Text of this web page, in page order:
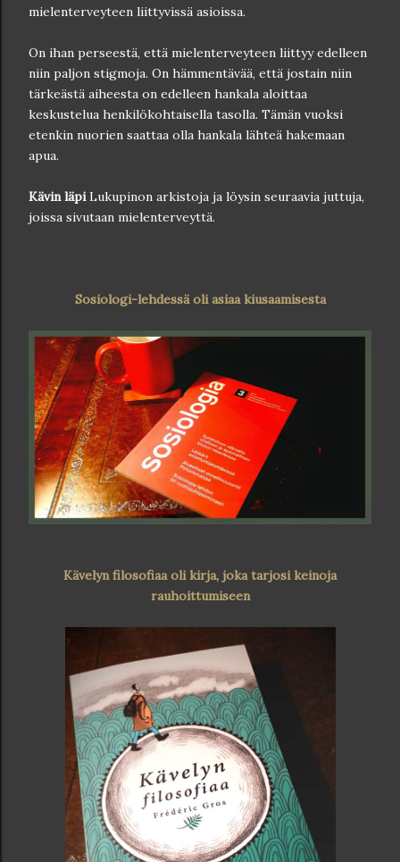
mielenterveyteen liittyvissä asioissa.
On ihan perseestä, että mielenterveyteen liittyy edelleen
niin paljon stigmoja. On hämmentävää, että jostain niin
tärkeästä aiheesta on edelleen hankala aloittaa
keskustelua henkilökohtaisella tasolla. Tämän vuoksi
etenkin nuorien saattaa olla hankala lähteä hakemaan
apua.
Kävin läpiLukupinon arkistoja ja löysin seuraavia juttuja,
joissa sivutaan mielenterveyttä.
Sosiologi-lehdessä oli asiaa kiusaamisesta
Kävelyn filosofiaa oli kirja, joka tarjosi keinoja
rauhoittumiseen